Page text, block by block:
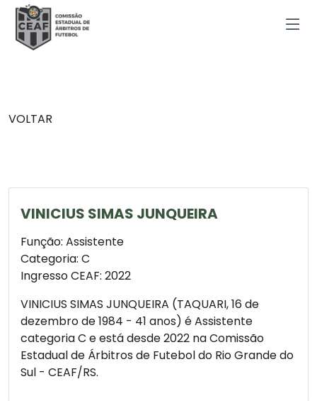
VOLTAR
VINICIUS SIMAS JUNQUEIRA
Função: Assistente
Categoria: C
Ingresso CEAF: 2022
VINICIUS SIMAS JUNQUEIRA (TAQUARI, 16 de
dezembro de 1984 - 41 anos) é Assistente
categoria C e está desde 2022 na Comissão
Estadual de Árbitros de Futebol do Rio Grande do
Sul - CEAF/RS.